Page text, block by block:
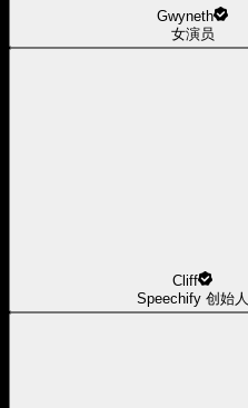
Gwyneth
女演员
Cliff
Speechify 创始人